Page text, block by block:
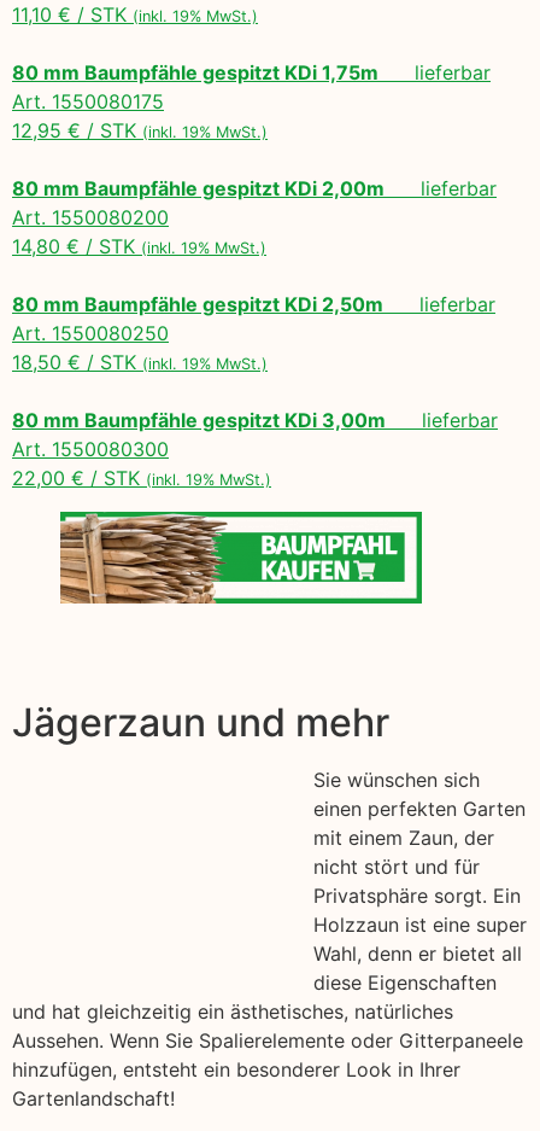
11,10 € / STK (inkl. 19% MwSt.)
80 mm Baumpfähle gespitzt KDi 1,75m lieferbar
Art. 1550080175
12,95 € / STK (inkl. 19% MwSt.)
80 mm Baumpfähle gespitzt KDi 2,00m lieferbar
Art. 1550080200
14,80 € / STK (inkl. 19% MwSt.)
80 mm Baumpfähle gespitzt KDi 2,50m lieferbar
Art. 1550080250
18,50 € / STK (inkl. 19% MwSt.)
80 mm Baumpfähle gespitzt KDi 3,00m lieferbar
Art. 1550080300
22,00 € / STK (inkl. 19% MwSt.)
Jägerzaun und mehr
Sie wünschen sich
einen perfekten Garten
mit einem Zaun, der
nicht stört und für
Privatsphäre sorgt. Ein
Holzzaun ist eine super
Wahl, denn er bietet all
diese Eigenschaften
und hat gleichzeitig ein ästhetisches, natürliches
Aussehen. Wenn Sie Spalierelemente oder Gitterpaneele
hinzufügen, entsteht ein besonderer Look in Ihrer
Gartenlandschaft!